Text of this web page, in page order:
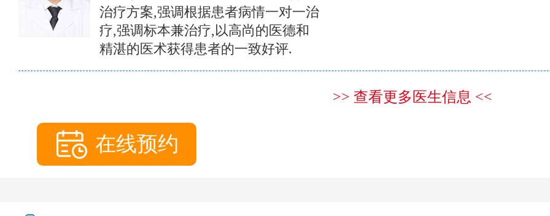
治疗方案,强调根据患者病情一对一治
疗,强调标本兼治疗,以高尚的医德和
精湛的医术获得患者的一致好评.
>> 查看更多医生信息 <<
在线预约